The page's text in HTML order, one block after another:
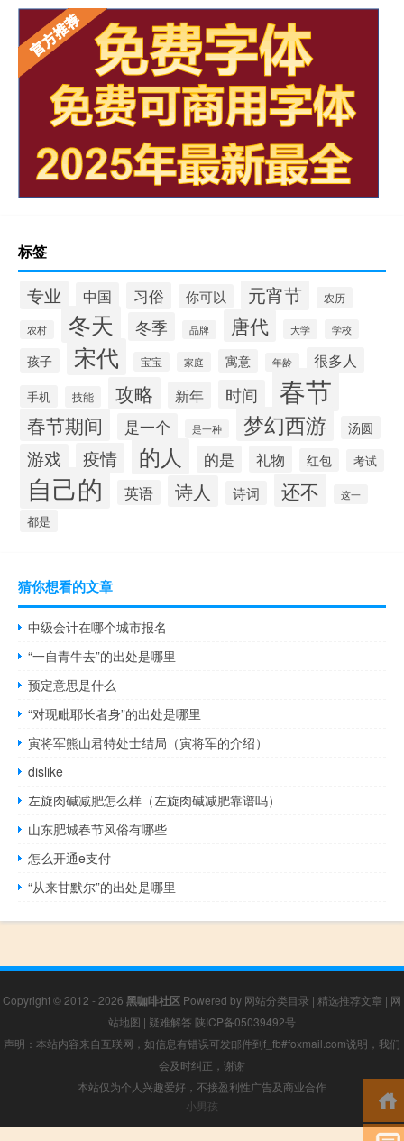
标签
专业 中国 习俗 你可以 元宵节 农历
农村 冬天 冬季 品牌 唐代 大学 学校
孩子 宋代 宝宝 家庭 寓意 年龄 很多人
手机 技能 攻略 新年 时间 春节
春节期间 是一个 是一种 梦幻西游 汤圆
游戏 疫情 的人 的是 礼物 红包 考试
自己的 英语 诗人 诗词 还不 这一
都是
猜你想看的文章
中级会计在哪个城市报名
“一自青牛去”的出处是哪里
预定意思是什么
“对现毗耶长者身”的出处是哪里
寅将军熊山君特处士结局（寅将军的介绍）
dislike
左旋肉碱减肥怎么样（左旋肉碱减肥靠谱吗）
山东肥城春节风俗有哪些
怎么开通e支付
“从来甘默尔”的出处是哪里
Copyright © 2012 - 2026 黑咖啡社区 Powered by 网站分类目录 | 精选推荐文章 | 网
站地图 | 疑难解答 陕ICP备05039492号
声明：本站内容来自互联网，如信息有错误可发邮件到f_fb#foxmail.com说明，我们
会及时纠正，谢谢
本站仅为个人兴趣爱好，不接盈利性广告及商业合作
小男孩